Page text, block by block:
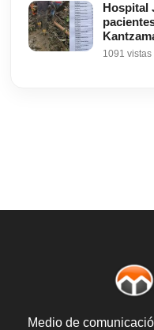
Hospital
1091 vistas
Medio de